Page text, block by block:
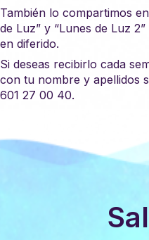
También lo compartimos
de Luz” y “Lunes de Luz
en diferido.
Si deseas recibirlo cada
con tu nombre y apellidos
601 27 00 40.